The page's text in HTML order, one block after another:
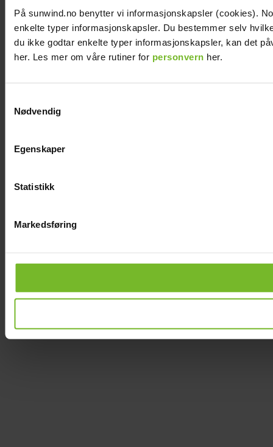
På sunwind.no benytter vi informasjonskapsler (cookies).
enkelte typer informasjonskapsler. Du bestemmer selv
du ikke godtar enkelte typer informasjonskapsler, kan det
her. Les mer om våre rutiner for personvern her.
Nødvendig
Egenskaper
Statistikk
Markedsføring